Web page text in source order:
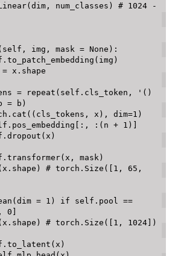
( dim , num_classes )
# 1024 -
self , img , mask = None ) :
. to_patch_embedding ( img )
= x . shape
= repeat ( self . cls_token ,
'()
= b )
. cat ( ( cls_tokens , x ) , dim=1 )
. pos_embedding : , : ( n + 1 )
. dropout ( x )
. transformer( x , mask )
# torch.Size([1, 65,
( dim = 1 ) if self . pool ==
, 0
# torch.Size([1, 1024])
. to_latent ( x )